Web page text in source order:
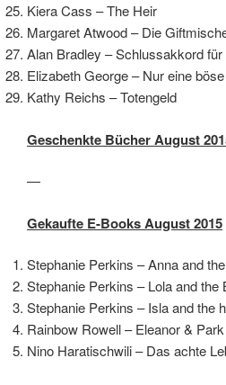
Kiera Cass – The Heir
Margaret Atwood – Die
Alan Bradley – Schlussakkord
Elizabeth George – Nur eine
Kathy Reichs – Totengeld
Geschenkte Bücher August
—
Gekaufte E-Books August 2015
Stephanie Perkins – Anna and
Stephanie Perkins – Lola and the
Stephanie Perkins – Isla and the
Rainbow Rowell – Eleanor & Park
Nino Haratischwili – Das achte